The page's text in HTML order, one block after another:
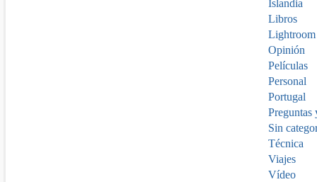
Islandia
Libros
Lightroom
Opinión
Películas
Personal
Portugal
Preguntas
Sin
Técnica
Viajes
Vídeo